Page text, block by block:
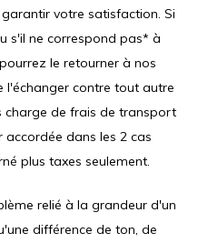
votre satisfaction. Si
s'il ne correspond pas* à
le retourner à nos
l'échanger contre tout autre
charge de frais de transport
accordée dans les 2 cas
plus taxes seulement.
relié à la grandeur d'un
différence de ton, de